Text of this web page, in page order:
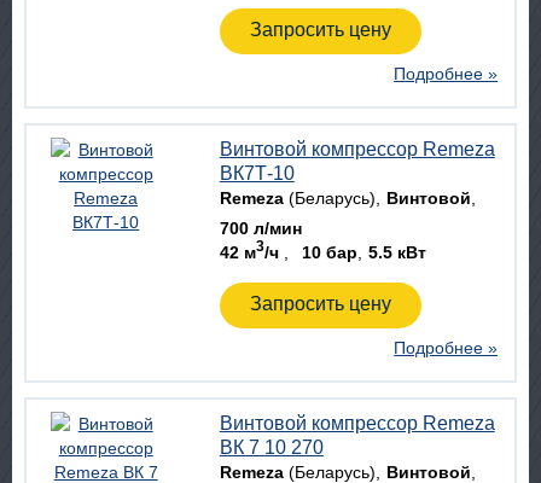
Запросить цену
Подробнее »
Винтовой компрессор Remeza
ВК7Т-10
Remeza(Беларусь)
Винтовой
700 л/мин
42 м3/ч 10 бар 5.5 кВт
Запросить цену
Подробнее »
Винтовой компрессор Remeza
ВК 7 10 270
Remeza(Беларусь)
Винтовой